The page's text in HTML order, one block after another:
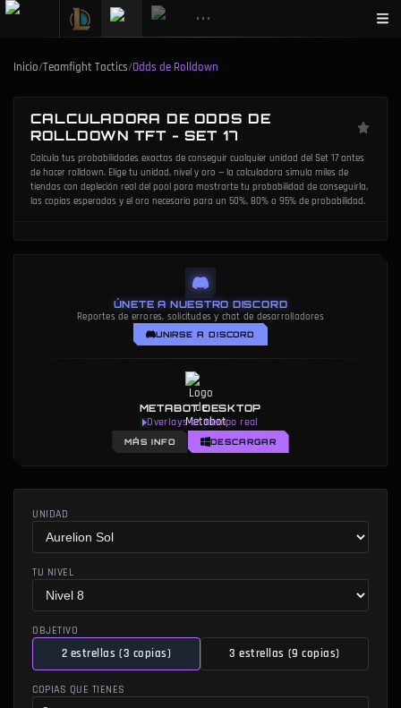
•••
Inicio/Teamfight Tactics/Odds de Rolldown
CALCULADORA DE ODDS DE
ROLLDOWN TFT - SET 17
Calcula tus probabilidades exactas de conseguir cualquier unidad del Set 17 antes
de hacer rolldown. Elige tu unidad, nivel y oro — la calculadora simula miles de
tiendas con depleción real del pool para mostrarte tu probabilidad de conseguirla,
las copias esperadas y el oro necesario para un 50%, 80% o 95% de probabilidad.
ÚNETE A NUESTRO DISCORD
Reportes de errores, solicitudes y chat de desarrolladores
UNIRSE A DISCORD
METABOT DESKTOP
Overlays en tiempo real
MÁS INFO DESCARGAR
UNIDAD
TU NIVEL
OBJETIVO
2 estrellas (3 copias) 3 estrellas (9 copias)
COPIAS QUE TIENES